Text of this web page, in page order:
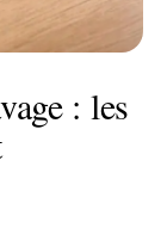
: les